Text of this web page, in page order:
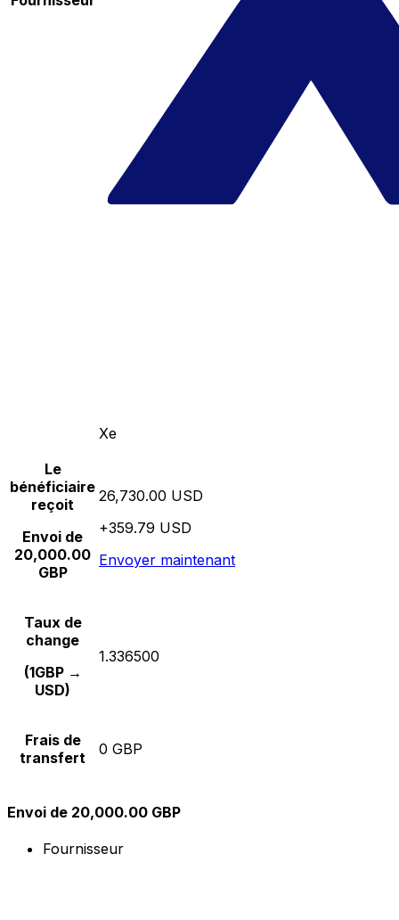
Xe
Le
bénéficiaire
reçoit
Envoi de
20,000.00
GBP
26,730.00 USD
+359.79 USD
Envoyer maintenant
Taux de
change
(1GBP →
USD)
1.336500
Frais de
transfert
0 GBP
Envoi de 20,000.00 GBP
Fournisseur